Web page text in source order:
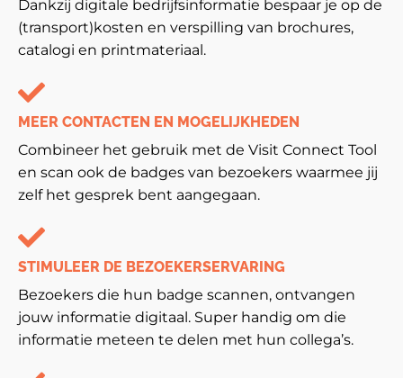
Dankzij digitale bedrijfsinformatie bespaar je op de
(transport)kosten en verspilling van brochures,
catalogi en printmateriaal.
MEER CONTACTEN EN MOGELIJKHEDEN
Combineer het gebruik met de Visit Connect Tool
en scan ook de badges van bezoekers waarmee jij
zelf het gesprek bent aangegaan.
STIMULEER DE BEZOEKERSERVARING
Bezoekers die hun badge scannen, ontvangen
jouw informatie digitaal. Super handig om die
informatie meteen te delen met hun collega’s.